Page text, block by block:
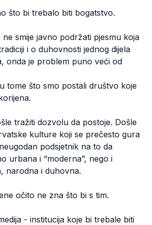
što bi trebalo biti bogatstvo.
smije javno podržati pjesmu koja
i o duhovnosti jednog dijela
onda je problem puno veći od
tome što smo postali društvo koje
tražiti dozvolu da postoje. Došle
kulture koji se prečesto gura
podsjetnik na to da
urbana i “moderna”, nego i
narodna i duhovna.
očito ne zna što bi s tim.
- institucija koje bi trebale biti